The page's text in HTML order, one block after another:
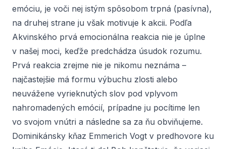
emóciu, je voči nej istým spôsobom trpná (pasívna),
na druhej strane ju však motivuje k akcii. Podľa
Akvinského prvá emocionálna reakcia nie je úplne
v našej moci, keďže predchádza úsudok rozumu.
Prvá reakcia zrejme nie je nikomu neznáma –
najčastejšie má formu výbuchu zlosti alebo
neuvážene vyrieknutých slov pod vplyvom
nahromadených emócií, prípadne ju pocítime len
vo svojom vnútri a následne sa za ňu obviňujeme.
Dominikánsky kňaz Emmerich Vogt v predhovore ku